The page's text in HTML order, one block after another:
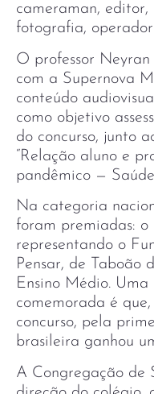
cameraman,
fotografia,
O professor
com a Supernova
conteúdo
como objetivo
do concurso, junto
“Relação aluno e
pandêmico —
Na categoria
foram premiadas:
representando o
Pensar, de Taboão
Ensino Médio.
comemorada é
concurso, pela
brasileira ganhou
A Congregação de